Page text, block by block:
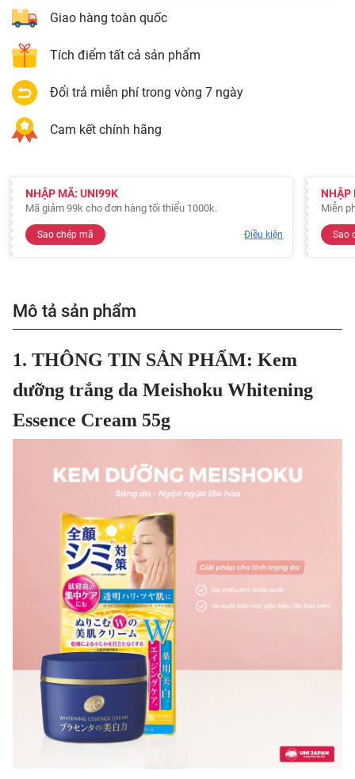
Giao hàng toàn quốc
Tích điểm tất cả sản phẩm
Đổi trả miễn phí trong vòng 7 ngày
Cam kết chính hãng
NHẬP MÃ: UNI99K
Mã giảm 99k cho đơn hàng tối thiểu 1000k.
Sao chép mã Điều kiện
NHẬP
Miễn
Sao
Mô tả sản phẩm
1. THÔNG TIN SẢN PHẨM: Kem
dưỡng trắng da Meishoku Whitening
Essence Cream 55g